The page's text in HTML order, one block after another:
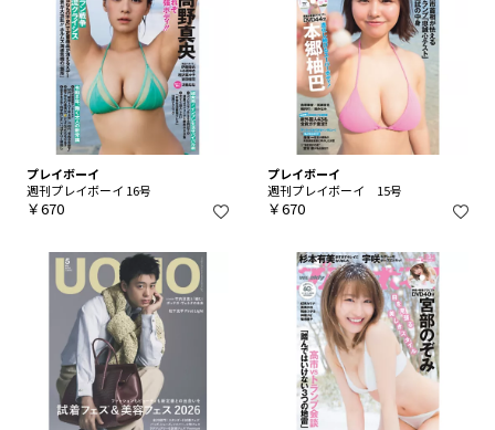
プレイボーイ
週刊プレイボーイ 16号
￥670
プレイボーイ
週刊プレイボーイ 15号
￥670